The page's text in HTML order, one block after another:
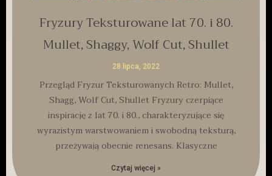
Fryzury Teksturowane lat 70. i 80.
Mullet, Shaggy, Wolf Cut, Shullet
28 lipca, 2022
Przegląd Fryzur Teksturowanych Retro: Mullet,
Shagg, Wolf Cut, Shullet Fryzury czerpiące
inspirację z lat 70. i 80., charakteryzujące się
wyrazistym warstwowaniem i swobodną teksturą,
przeżywają obecnie renesans. Klasyczne
Czytaj więcej »